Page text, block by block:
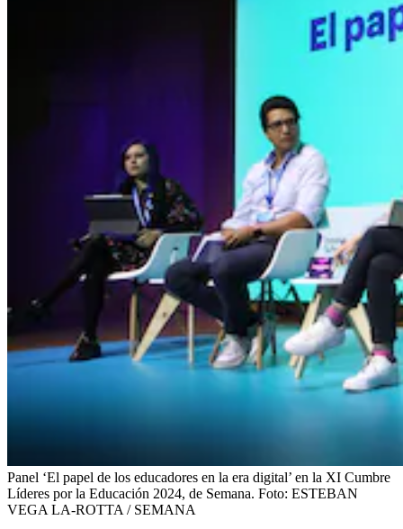
Panel ‘El papel de los educadores en la era digital’ en la XI Cumbre
Líderes por la Educación 2024, de Semana. Foto: ESTEBAN
VEGA LA-ROTTA / SEMANA